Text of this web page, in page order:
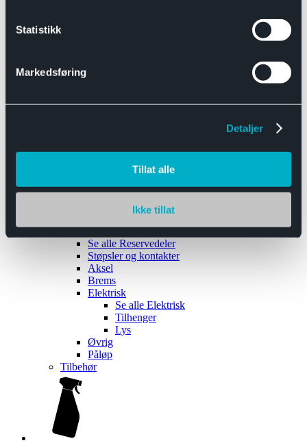
Statistikk
Markedsføring
Detaljer
Tillat alle
Ikke tillat
Båthengere
Reservedeler
Se alle Reservedeler
Støpsler og kontakter
Aksel
Brems
Elektrisk
Se alle Elektrisk
Tilhenger
Lys
Øvrig
Påløp
Tilbehør